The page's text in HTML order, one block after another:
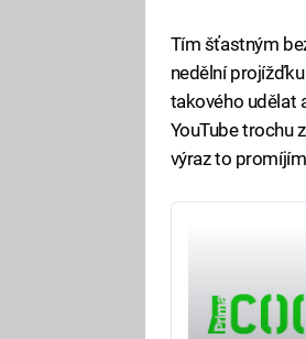
Tím šťastným
nedělní
takového udělat
YouTube trochu
výraz to